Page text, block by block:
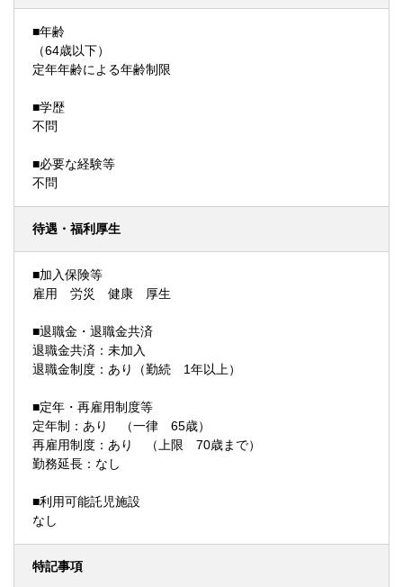
■年齢
（64歳以下）
定年年齢による年齢制限
■学歴
不問
■必要な経験等
不問
待遇・福利厚生
■加入保険等
雇用 労災 健康 厚生
■退職金・退職金共済
退職金共済：未加入
退職金制度：あり（勤続 1年以上）
■定年・再雇用制度等
定年制：あり （一律 65歳）
再雇用制度：あり （上限 70歳まで）
勤務延長：なし
■利用可能託児施設
なし
特記事項